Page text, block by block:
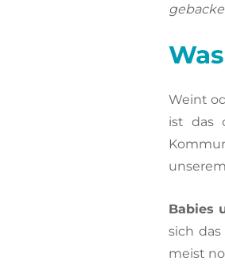
Weint
ist das
unserem
Babies
sich
meist